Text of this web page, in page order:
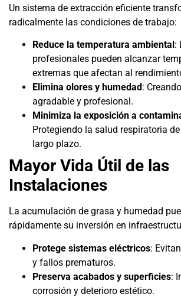
Un sistema de extracción eficiente
radicalmente las condiciones de trabajo:
Reduce la temperatura ambiental :
profesionales pueden alcanzar
extremas que afectan al
Elimina olores y humedad :
agradable y profesional.
Minimiza la exposición a
Protegiendo la salud respiratoria
largo plazo.
Mayor Vida Útil de las
Instalaciones
La acumulación de grasa y humedad
rápidamente su inversión en
Protege sistemas eléctricos:
y fallos prematuros.
Preserva acabados y superficies:
corrosión y deterioro estético.